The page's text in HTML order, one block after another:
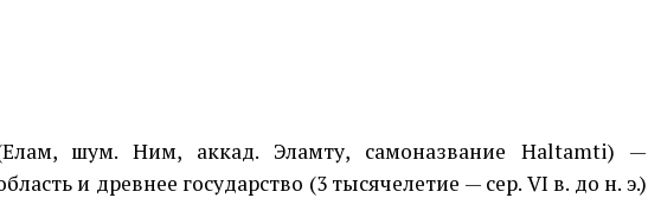
шум. Ним, аккад. Эламту, самоназвание Haltamti) —
и древнее государство (3 тысячелетие — сер. VI в. до н. э.)